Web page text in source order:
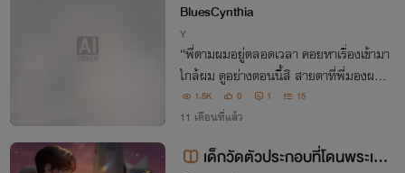
BluesCynthia
Y
“พี่ตามผมอยู่ตลอดเวลา คอยหาเรื่องเข้ามา
ใกล้ผม ดูอย่างตอนนี้สิ สายตาที่พี่มองผม
มันเรียกว่าเกลียดแน่หรอ”
1.5K 0 1 15
11 เดือนที่แล้ว
เด็กวัดตัวประกอบที่โดนพระเอก